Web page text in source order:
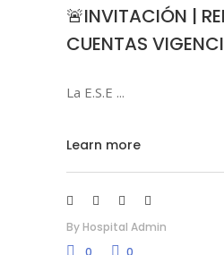
🚨INVITACIÓN |
CUENTAS
La E.S.E
Learn more
By Hospital Admin